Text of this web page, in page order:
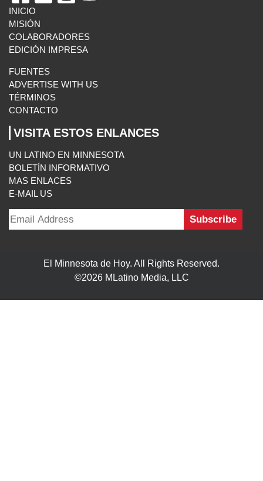
INICIO
MISIÓN
COLABORADORES
EDICIÓN IMPRESA
FUENTES
ADVERTISE WITH US
TÉRMINOS
CONTACTO
VISITA ESTOS ENLANCES
UN LATINO EN MINNESOTA
BOLETÍN INFORMATIVO
MAS ENLACES
E-MAIL US
El Minnesota de Hoy. All Rights Reserved.
©2026 MLatino Media, LLC